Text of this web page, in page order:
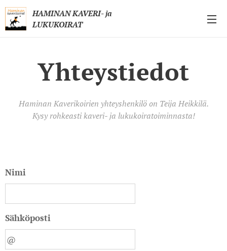
HAMINAN KAVERI- ja
LUKUKOIRAT
Yhteystiedot
Haminan Kaverikoirien yhteyshenkilö on Teija Heikkilä.
Kysy rohkeasti kaveri- ja lukukoiratoiminnasta!
Nimi
Sähköposti